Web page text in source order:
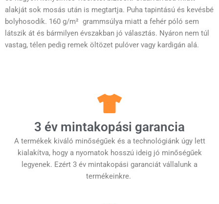
alakját sok mosás után is megtartja. Puha tapintású és kevésbé
bolyhosodik. 160 g/m² grammsúlya miatt a fehér póló sem
látszik át és bármilyen évszakban jó választás. Nyáron nem túl
vastag, télen pedig remek öltözet pulóver vagy kardigán alá.
3 év mintakopási garancia
A termékek kiváló minőségűek és a technológiánk úgy lett
kialakítva, hogy a nyomatok hosszú ideig jó minőségűek
legyenek. Ezért 3 év mintakopási garanciát vállalunk a
termékeinkre.